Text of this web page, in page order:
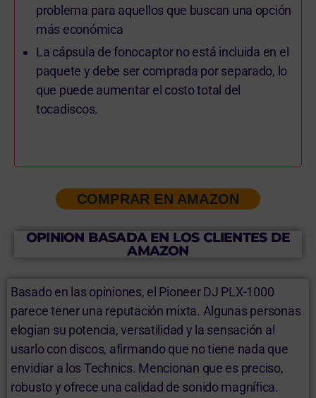
problema para aquellos que buscan una opción
más económica
La cápsula de fonocaptor no está incluida en el
paquete y debe ser comprada por separado, lo
que puede aumentar el costo total del
tocadiscos.
COMPRAR EN AMAZON
OPINION BASADA EN LOS CLIENTES DE
AMAZON
Basado en las opiniones, el Pioneer DJ PLX-1000
parece tener una reputación mixta. Algunas personas
elogian su potencia, versatilidad y la sensación al
usarlo con discos, afirmando que no tiene nada que
envidiar a los Technics. Mencionan que es preciso,
robusto y ofrece una calidad de sonido magnífica.